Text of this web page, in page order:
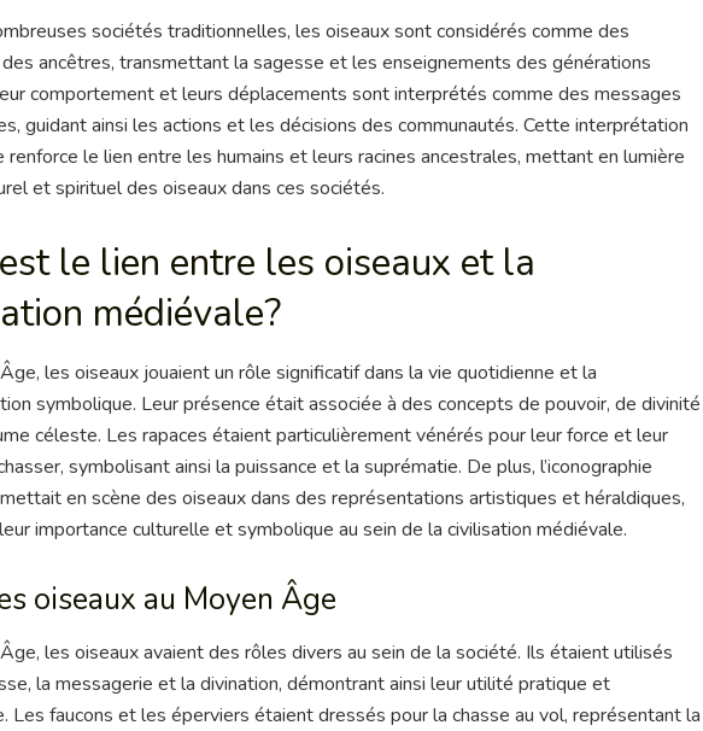
sociétés traditionnelles, les oiseaux sont considérés comme des
ancêtres, transmettant la sagesse et les enseignements des générations
comportement et leurs déplacements sont interprétés comme des messages
guidant ainsi les actions et les décisions des communautés. Cette interprétation
renforce le lien entre les humains et leurs racines ancestrales, mettant en lumière
et spirituel des oiseaux dans ces sociétés.
le lien entre les oiseaux et la
médiévale?
les oiseaux jouaient un rôle significatif dans la vie quotidienne et la
symbolique. Leur présence était associée à des concepts de pouvoir, de divinité
céleste. Les rapaces étaient particulièrement vénérés pour leur force et leur
symbolisant ainsi la puissance et la suprématie. De plus, l’iconographie
en scène des oiseaux dans des représentations artistiques et héraldiques,
importance culturelle et symbolique au sein de la civilisation médiévale.
oiseaux au Moyen Âge
les oiseaux avaient des rôles divers au sein de la société. Ils étaient utilisés
la messagerie et la divination, démontrant ainsi leur utilité pratique et
Les faucons et les éperviers étaient dressés pour la chasse au vol, représentant la